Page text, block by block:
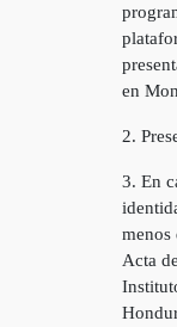
en
2.
3. En
menos
Acta